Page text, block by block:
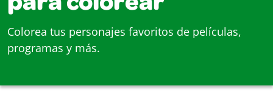
para colorear
Colorea tus personajes favoritos de películas,
programas y más.